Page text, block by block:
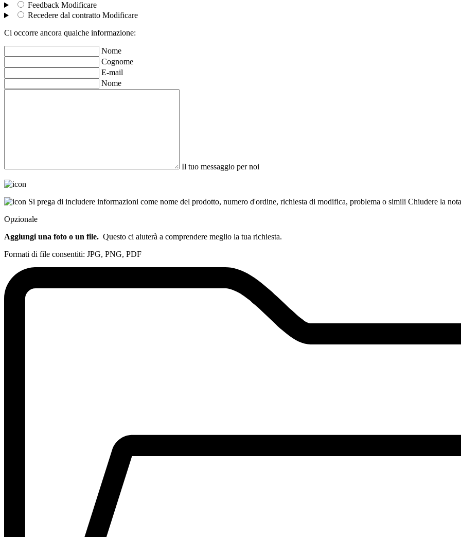
Feedback Modificare
Recedere dal contratto Modificare
Ci occorre ancora qualche informazione:
Nome
Cognome
E-mail
Nome
Il tuo messaggio per noi
Si prega di includere informazioni come nome del prodotto, numero d'ordine, richiesta di modifica, problema o simili Chiudere la nota
Opzionale
Aggiungi una foto o un file. Questo ci aiuterà a comprendere meglio la tua richiesta.
Formati di file consentiti: JPG, PNG, PDF